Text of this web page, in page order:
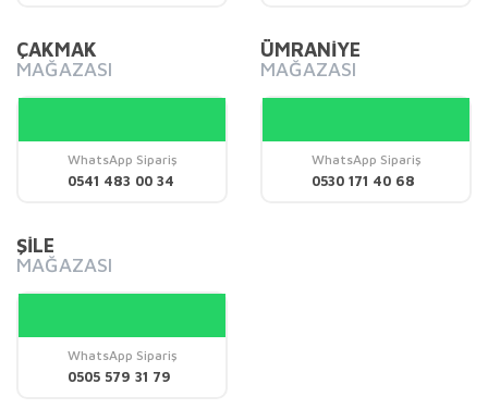
ÇAKMAK
MAĞAZASI
WhatsApp Sipariş
0541 483 00 34
ÜMRANİYE
MAĞAZASI
WhatsApp Sipariş
0530 171 40 68
ŞİLE
MAĞAZASI
WhatsApp Sipariş
0505 579 31 79